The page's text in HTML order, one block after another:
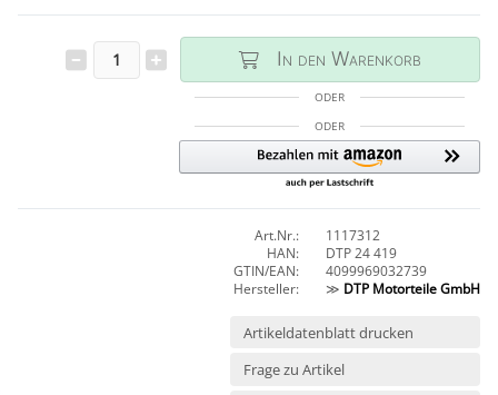
In den Warenkorb
ODER
ODER
Art.Nr.:
1117312
HAN:
DTP 24 419
GTIN/EAN:
4099969032739
Hersteller:
≫ DTP Motorteile GmbH
Artikeldatenblatt drucken
Frage zu Artikel